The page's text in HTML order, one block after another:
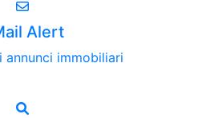
Alert
annunci immobiliari